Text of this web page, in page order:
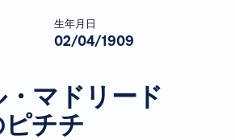
生年月日
02/04/1909
・マドリード
チチ